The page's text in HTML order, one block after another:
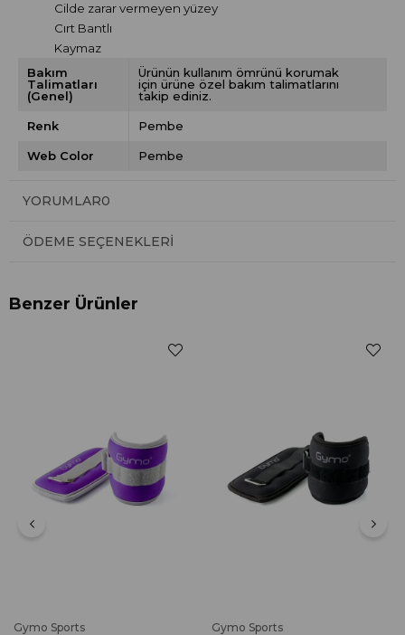
Cilde zarar vermeyen yüzey
Cırt Bantlı
Kaymaz
Bakım
Talimatları
(Genel)
Ürünün kullanım ömrünü korumak
için ürüne özel bakım talimatlarını
takip ediniz.
Renk Pembe
Web Color Pembe
YORUMLAR0
ÖDEME SEÇENEKLERI
Benzer Ürünler
Gymo Sports
Gymo Sports